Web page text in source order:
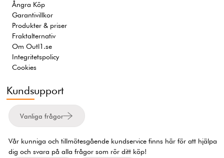
Ångra Köp
Garantivillkor
Produkter & priser
Fraktalternativ
Om Outl1.se
Integritetspolicy
Cookies
Kundsupport
Vanliga frågor
Vår kunniga och tillmötesgående kundservice finns här för att hjälpa
dig och svara på alla frågor som rör ditt köp!